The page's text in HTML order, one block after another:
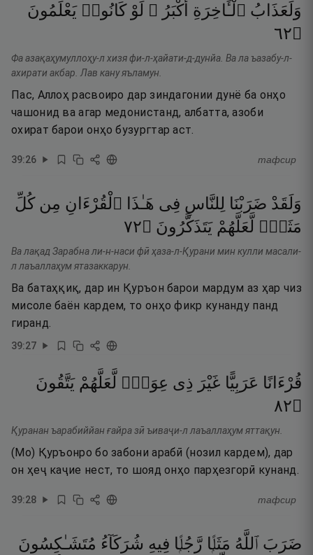
وَلَعَذَابُ ٱلْـَٔاخِرَةِ أَكْبَرُ ۚ لَوْ كَانُوا۟ يَعْلَمُونَ
۝٢٦
Фа азақаҳумуллоҳу-л хизя фи-л-ҳайати-д-дунйа. Ва ла ъазабу-л-
ахирати акбар. Лав кану яъламун.
Пас, Аллоҳ расвоиро дар зиндагонии дунё ба онҳо
чашонид ва агар медонистанд, албатта, азоби
охират барои онҳо бузургтар аст.
39:26 тафсир
وَلَقَدْ ضَرَبْنَا لِلنَّاسِ فِى هَـٰذَا ٱلْقُرْءَانِ مِن كُلِّ
مَثَلٍۢ لَّعَلَّهُمْ يَتَذَكَّرُونَ ۝٢٧
Ва лақад Зарабна ли-н-наси фӣ ҳаза-л-Қурани мин кулли масали-
л лаъаллаҳум ятазаккарун.
Ва батаҳқиқ, дар ин Қуръон барои мардум аз ҳар чиз
мисоле баён кардем, то онҳо фикр кунанду панд
гиранд.
39:27
قُرْءَانًا عَرَبِيًّا غَيْرَ ذِى عِوَجٍۢ لَّعَلَّهُمْ يَتَّقُونَ
۝٢٨
Қуранан ъарабиййан ғайра зӣ ъиваҷи-л лаъаллаҳум яттақун.
(Мо) Қуръонро бо забони арабӣ (нозил кардем), дар
он ҳеҷ каҷие нест, то шояд онҳо парҳезгорӣ кунанд.
39:28 тафсир
ضَرَبَ ٱللَّهُ مَثَلًۭا رَّجُلًۭا فِيهِ شُرَكَآءُ مُتَشَـٰكِسُونَ